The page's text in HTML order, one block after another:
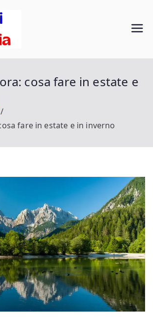
cosa fare in estate e
fare in estate e in inverno